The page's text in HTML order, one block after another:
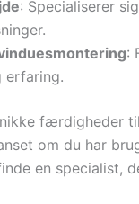
: Specialiserer
:
færdigheder
om du har
en specialist,